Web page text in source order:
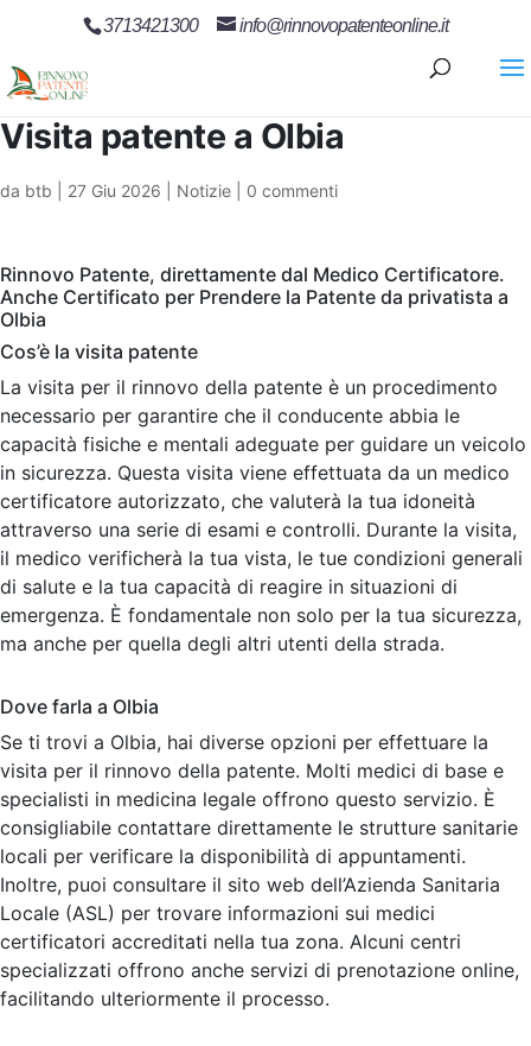
3713421300 info@rinnovopatenteonline.it
Visita patente a Olbia
da btb 27 Giu 2026 Notizie 0 commenti
Rinnovo Patente, direttamente dal Medico Certificatore.
Anche Certificato per Prendere la Patente da privatista a
Olbia
Cos’è la visita patente
La visita per il rinnovo della patente è un procedimento
necessario per garantire che il conducente abbia le
capacità fisiche e mentali adeguate per guidare un veicolo
in sicurezza. Questa visita viene effettuata da un medico
certificatore autorizzato, che valuterà la tua idoneità
attraverso una serie di esami e controlli. Durante la visita,
il medico verificherà la tua vista, le tue condizioni generali
di salute e la tua capacità di reagire in situazioni di
emergenza. È fondamentale non solo per la tua sicurezza,
ma anche per quella degli altri utenti della strada.
Dove farla a Olbia
Se ti trovi a Olbia, hai diverse opzioni per effettuare la
visita per il rinnovo della patente. Molti medici di base e
specialisti in medicina legale offrono questo servizio. È
consigliabile contattare direttamente le strutture sanitarie
locali per verificare la disponibilità di appuntamenti.
Inoltre, puoi consultare il sito web dell’Azienda Sanitaria
Locale (ASL) per trovare informazioni sui medici
certificatori accreditati nella tua zona. Alcuni centri
specializzati offrono anche servizi di prenotazione online,
facilitando ulteriormente il processo.